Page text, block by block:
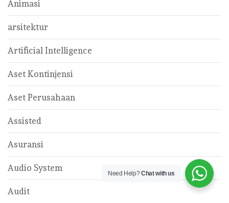
Animasi
arsitektur
Artificial Intelligence
Aset Kontinjensi
Aset Perusahaan
Assisted
Asuransi
Audio System
Audit
Need Help?Chat with us